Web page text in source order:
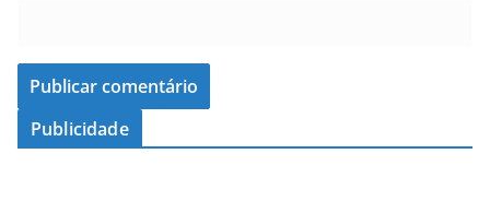
Publicidade